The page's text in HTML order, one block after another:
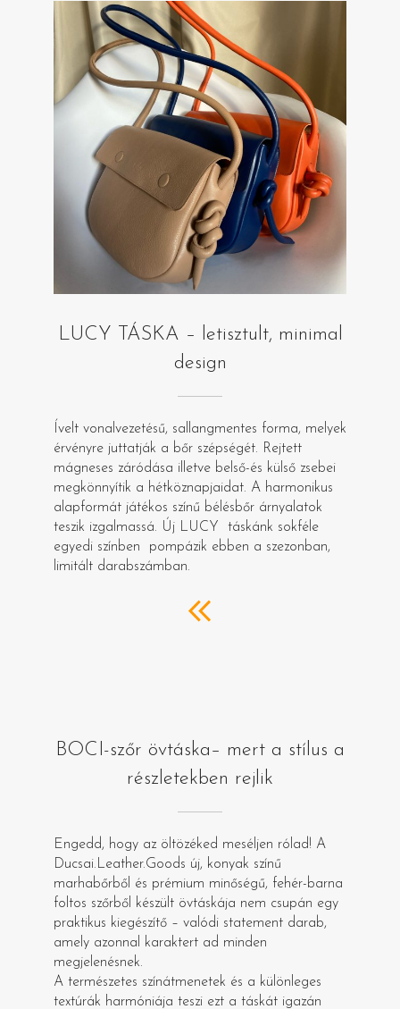
LUCY TÁSKA – letisztult, minimal
design
Ívelt vonalvezetésű, sallangmentes forma, melyek
érvényre juttatják a bőr szépségét. Rejtett
mágneses záródása illetve belső-és külső zsebei
megkönnyítik a hétköznapjaidat. A harmonikus
alapformát játékos színű bélésbőr árnyalatok
teszik izgalmassá. Új LUCY táskánk sokféle
egyedi színben pompázik ebben a szezonban,
limitált darabszámban.
BOCI-szőr övtáska– mert a stílus a
részletekben rejlik
Engedd, hogy az öltözéked meséljen rólad! A
Ducsai.Leather.Goods új, konyak színű
marhabőrből és prémium minőségű, fehér-barna
foltos szőrből készült övtáskája nem csupán egy
praktikus kiegészítő – valódi statement darab,
amely azonnal karaktert ad minden
megjelenésnek.
A természetes színátmenetek és a különleges
textúrák harmóniája teszi ezt a táskát igazán